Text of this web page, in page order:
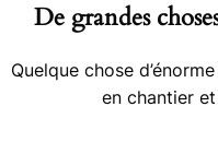
De grandes
Quelque chose
en chantier